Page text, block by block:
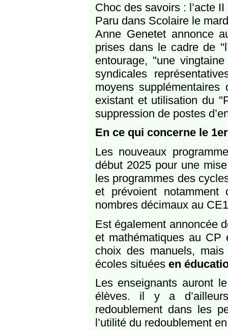
Choc des savoirs : l’acte
Paru dans Scolaire le
Anne Genetet annonce
prises dans le cadre de
entourage, "une
syndicales
moyens
existant et utilisation du
suppression de postes
En ce qui concerne le
Les nouveaux
début 2025 pour une
les programmes des
et prévoient notamment
nombres décimaux au
Est également annoncée
et mathématiques au
choix des manuels,
écoles situéesen
Les enseignants auront
élèves. il y a
redoublement dans les
l’utilité du redoublement